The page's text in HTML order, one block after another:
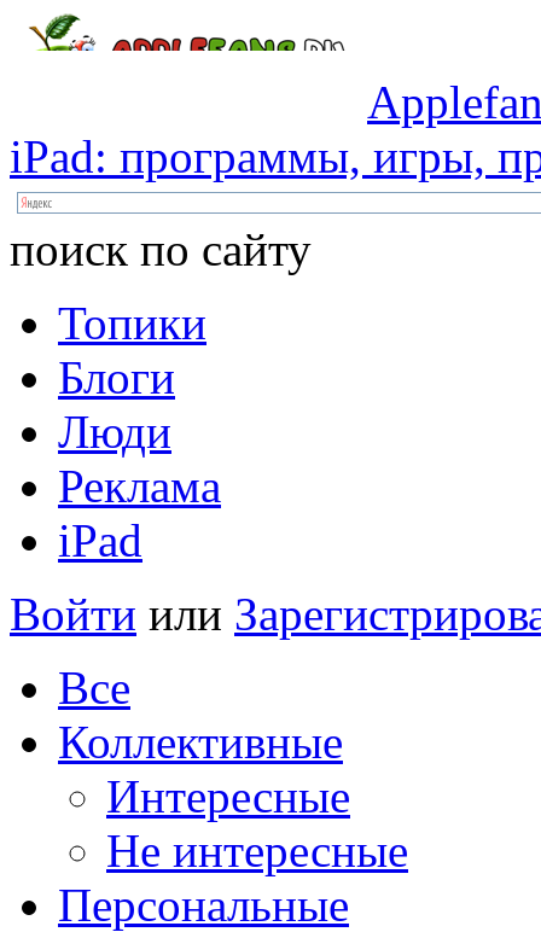
iPad: программы, игры,
поиск по сайту
Топики
Блоги
Люди
Реклама
iPad
Войти или
Все
Коллективные
Интересные
Не интересные
Персональные